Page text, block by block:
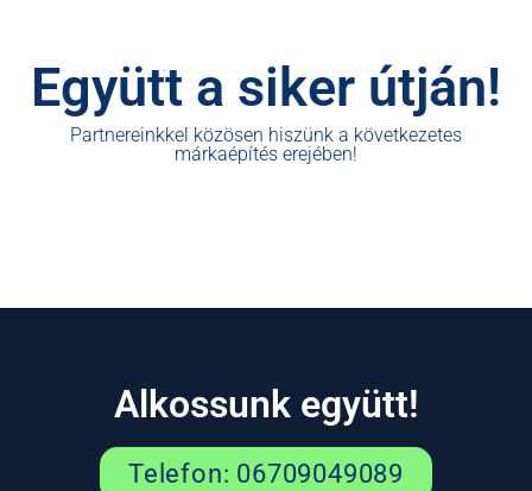
Együtt a siker útján!
Partnereinkkel közösen hiszünk a következetes
márkaépítés erejében!
Alkossunk együtt!
Telefon: 06709049089